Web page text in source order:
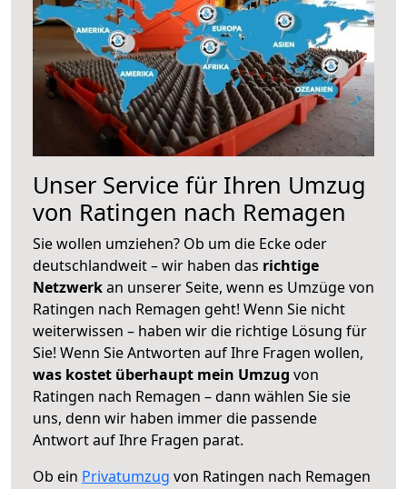
Unser Service für Ihren Umzug
von Ratingen nach Remagen
Sie wollen umziehen? Ob um die Ecke oder
deutschlandweit – wir haben das richtige
Netzwerkan unserer Seite, wenn es Umzüge von
Ratingen nach Remagen geht! Wenn Sie nicht
weiterwissen – haben wir die richtige Lösung für
Sie! Wenn Sie Antworten auf Ihre Fragen wollen,
was kostet überhaupt mein Umzug von
Ratingen nach Remagen – dann wählen Sie sie
uns, denn wir haben immer die passende
Antwort auf Ihre Fragen parat.
Ob ein Privatumzug von Ratingen nach Remagen